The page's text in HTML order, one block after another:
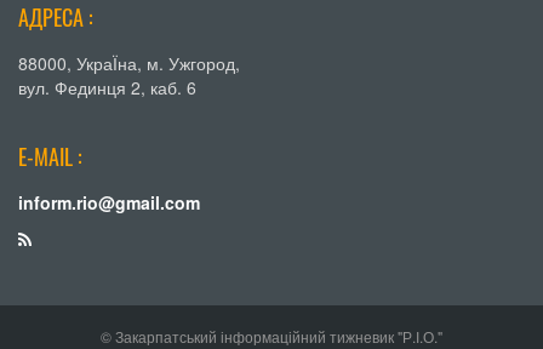
АДРЕСА :
88000, УкраЇна, м. Ужгород,
вул. Фединця 2, каб. 6
E-MAIL :
inform.rio@gmail.com
© Закарпатський інформаційний тижневик "Р.І.О."